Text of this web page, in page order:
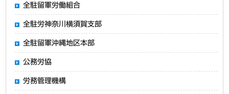
全駐留軍労働組合
全駐労神奈川横須賀支部
全駐留軍沖縄地区本部
公務労協
労務管理機構